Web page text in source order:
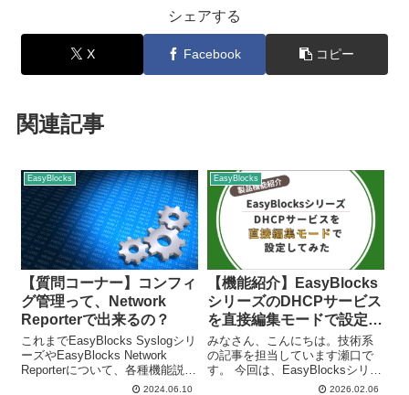
シェアする
X Facebook コピー
関連記事
EasyBlocks
【質問コーナー】コンフィ
グ管理って、Network
Reporterで出来るの？
これまでEasyBlocks Syslogシリ
ーズやEasyBlocks Network
Reporterについて、各種機能説明
や蓄積したログの活用方法など
2024.06.10
EasyBlocks
【機能紹介】EasyBlocks
シリーズのDHCPサービス
を直接編集モードで設定し
てみた
みなさん、こんにちは。技術系
の記事を担当しています瀬口で
す。 今回は、EasyBlocksシリー
ズのDHCPサーバーで設定ファイ
2026.02.06